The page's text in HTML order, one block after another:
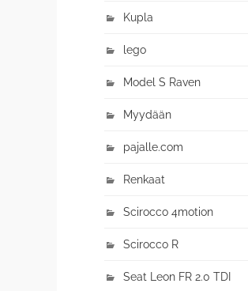
Kupla
lego
Model S Raven
Myydään
pajalle.com
Renkaat
Scirocco 4motion
Scirocco R
Seat Leon FR 2.0 TDI